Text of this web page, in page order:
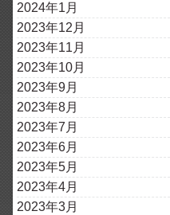
2024年1月
2023年12月
2023年11月
2023年10月
2023年9月
2023年8月
2023年7月
2023年6月
2023年5月
2023年4月
2023年3月